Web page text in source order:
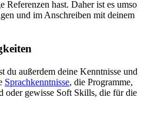
Referenzen hast. Daher ist es umso
und im Anschreiben mit deinem
du außerdem deine Kenntnisse und
Sprachkenntnisse, die Programme,
oder gewisse Soft Skills, die für die